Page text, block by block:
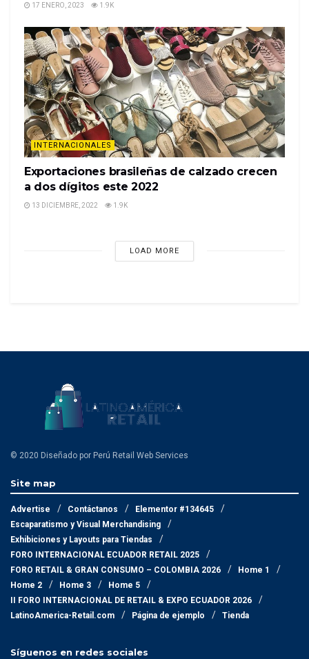
17 ENERO, 2023 1.9K
INTERNACIONALES
Exportaciones brasileñas de calzado crecen
a dos dígitos este 2022
13 DICIEMBRE, 2022 1.9K
LOAD MORE
© 2020 Diseñado por Perú Retail Web Services
Site map
Advertise Contáctanos
Elementor #134645
Escaparatismo y Visual Merchandising
Exhibiciones y Layouts para Tiendas
FORO INTERNACIONAL ECUADOR RETAIL 2025
FORO RETAIL & GRAN CONSUMO – COLOMBIA 2026
Home 1
Home 2
Home 3
Home 5
II FORO INTERNACIONAL DE RETAIL & EXPO ECUADOR 2026
LatinoAmerica-Retail.com
Página de ejemplo Tienda
Síguenos en redes sociales